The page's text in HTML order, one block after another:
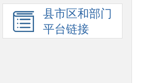
县市区和部门
平台链接